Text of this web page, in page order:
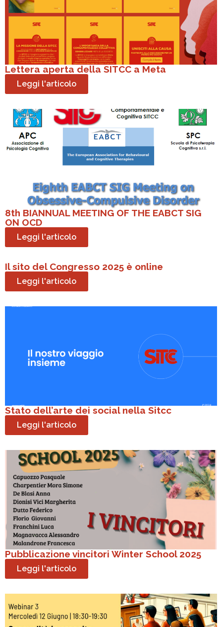
Lettera aperta della SITCC a Meta
Leggi l'articolo
8th BIANNUAL MEETING OF THE EABCT SIG
ON OCD
Leggi l'articolo
Il sito del Congresso 2025 è online
Leggi l'articolo
Stato dell’arte dei social nella Sitcc
Leggi l'articolo
Pubblicazione vincitori Winter School 2025
Leggi l'articolo